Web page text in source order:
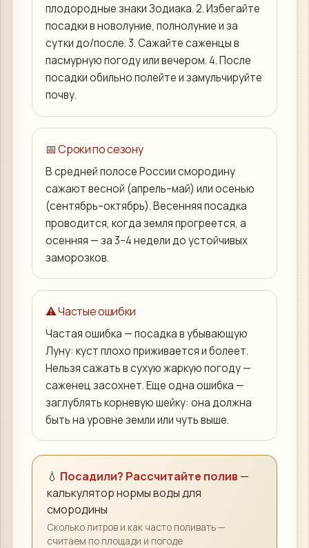
плодородные знаки Зодиака. 2. Избегайте
посадки в новолуние, полнолуние и за
сутки до/после. 3. Сажайте саженцы в
пасмурную погоду или вечером. 4. После
посадки обильно полейте и замульчируйте
почву.
📅 Сроки по сезону
В средней полосе России смородину
сажают весной (апрель–май) или осенью
(сентябрь–октябрь). Весенняя посадка
проводится, когда земля прогреется, а
осенняя — за 3–4 недели до устойчивых
заморозков.
⚠️ Частые ошибки
Частая ошибка — посадка в убывающую
Луну: куст плохо приживается и болеет.
Нельзя сажать в сухую жаркую погоду —
саженец засохнет. Еще одна ошибка —
заглублять корневую шейку: она должна
быть на уровне земли или чуть выше.
💧 Посадили? Рассчитайте полив —
калькулятор нормы воды для
смородины
Сколько литров и как часто поливать —
считаем по площади и погоде